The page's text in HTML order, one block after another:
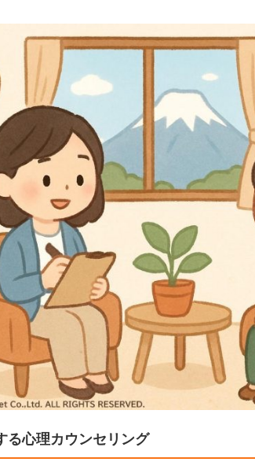
る心理カウンセリング